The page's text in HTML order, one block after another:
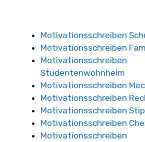
Motivationsschreiben
Motivationsschreiben
Motivationsschreiben
Studentenwohnheim
Motivationsschreiben
Motivationsschreiben
Motivationsschreiben
Motivationsschreiben
Motivationsschreiben